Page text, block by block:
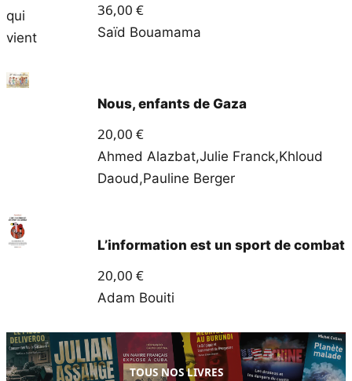
36,00 €
Saïd Bouamama
Nous, enfants de Gaza
20,00 €
Ahmed Alazbat,Julie Franck,Khloud
Daoud,Pauline Berger
L’information est un sport de combat
20,00 €
Adam Bouiti
TOUS NOS LIVRES